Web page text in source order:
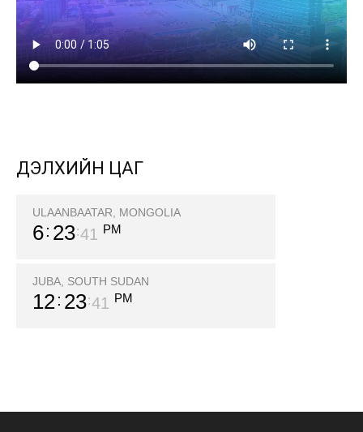
ДЭЛХИЙН ЦАГ
ULAANBAATAR, MONGOLIA
6 23 42 PM
JUBA, SOUTH SUDAN
12 23 42 PM